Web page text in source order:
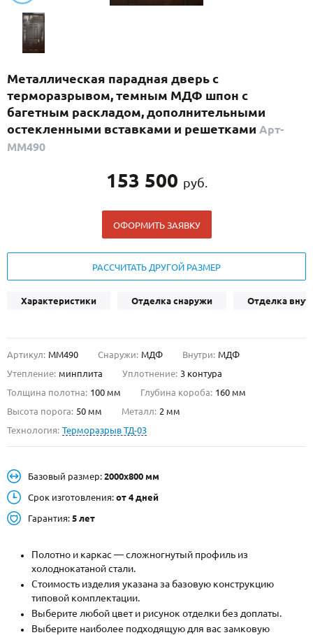
С реечным дизайном (29)
ПО НАЗНАЧЕНИЮ
Популярные двери
ОПЛАТА
ДОСТАВКА
О НАС
Металлические двери от производителя с доставкой и установкой в
Москве и МО
НАЙТИ:
ПН-СБ - с 9:00 до 21:00, ВС - до 19:00
+7 (495) 411-44-41
ЗАПРОСИТЬ РАСЧЕТ
Каталог Распродажа Как купить
Записаться на замер
Металлическая парадная дверь с
терморазрывом, темным МДФ шпон с
багетным раскладом, дополнительными
остекленными вставками и решетками Арт-
ММ490
153 500 руб.
ОФОРМИТЬ ЗАЯВКУ
РАССЧИТАТЬ ДРУГОЙ РАЗМЕР
Характеристики Отделка снаружи Отделка
Артикул: ММ490 Снаружи: МДФ Внутри: МДФ
Утепление: минплита Уплотнение: 3 контура
Толщина полотна: 100 мм Глубина короба: 160 мм
Высота порога: 50 мм Металл: 2 мм
Технология: Терморазрыв ТД-03
Базовый размер: 2000х800 мм
Срок изготовления: от 4 дней
Гарантия: 5 лет
Полотно и каркас — сложногнутый профиль из
холоднокатаной стали.
Стоимость изделия указана за базовую конструкцию
типовой комплектации.
Выберите любой цвет и рисунок отделки без доплаты.
Выберите наиболее подходящую для вас замковую